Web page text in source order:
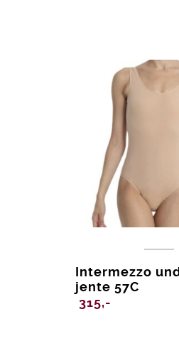
Intermezzo
jente 57C
315,-